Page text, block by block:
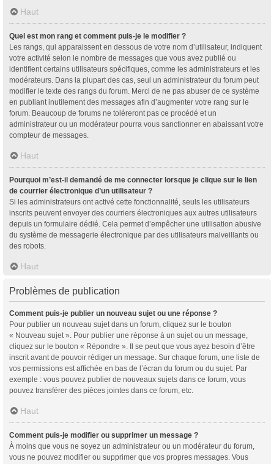
Haut
Quel est mon rang et comment puis-je le modifier ?
Les rangs, qui apparaissent en dessous de votre nom d’utilisateur, indiquent
votre activité selon le nombre de messages que vous avez publié ou
identifient certains utilisateurs spécifiques, comme les administrateurs et les
modérateurs. Dans la plupart des cas, seul un administrateur du forum peut
modifier le texte des rangs du forum. Merci de ne pas abuser de ce système
en publiant inutilement des messages afin d’augmenter votre rang sur le
forum. Beaucoup de forums ne toléreront pas ce procédé et un
administrateur ou un modérateur pourra vous sanctionner en abaissant votre
compteur de messages.
Haut
Pourquoi m’est-il demandé de me connecter lorsque je clique sur le lien
de courrier électronique d’un utilisateur ?
Si les administrateurs ont activé cette fonctionnalité, seuls les utilisateurs
inscrits peuvent envoyer des courriers électroniques aux autres utilisateurs
depuis un formulaire dédié. Cela permet d’empêcher une utilisation abusive
du système de messagerie électronique par des utilisateurs malveillants ou
des robots.
Haut
Problèmes de publication
Comment puis-je publier un nouveau sujet ou une réponse ?
Pour publier un nouveau sujet dans un forum, cliquez sur le bouton
« Nouveau sujet ». Pour publier une réponse à un sujet ou un message,
cliquez sur le bouton « Répondre ». Il se peut que vous ayez besoin d’être
inscrit avant de pouvoir rédiger un message. Sur chaque forum, une liste de
vos permissions est affichée en bas de l’écran du forum ou du sujet. Par
exemple : vous pouvez publier de nouveaux sujets dans ce forum, vous
pouvez transférer des pièces jointes dans ce forum, etc.
Haut
Comment puis-je modifier ou supprimer un message ?
À moins que vous ne soyez un administrateur ou un modérateur du forum,
vous ne pouvez modifier ou supprimer que vos propres messages. Vous